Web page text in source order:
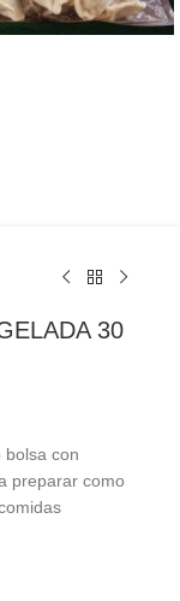
30
bolsa con
preparar como